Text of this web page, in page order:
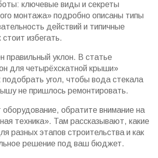
ключевые виды и секреты
монтажа» подробно описаны типы
действий и типичные
избегать.
правильный уклон. В статье
для четырёхскатной крыши»
подобрать угол, чтобы вода стекала
не пришлось ремонтировать.
оборудование, обратите внимание на
техника». Там рассказывают, какие
разных этапов строительства и как
решение под ваш бюджет.